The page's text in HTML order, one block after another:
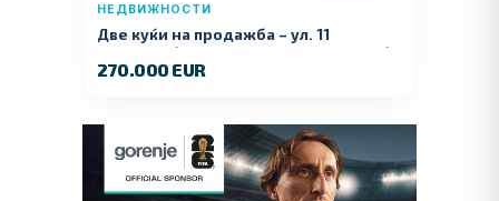
НЕДВИЖНОСТИ
Две куќи на продажба – ул. 11
Ноември (Наспроти Селман Туризам)
270.000 EUR